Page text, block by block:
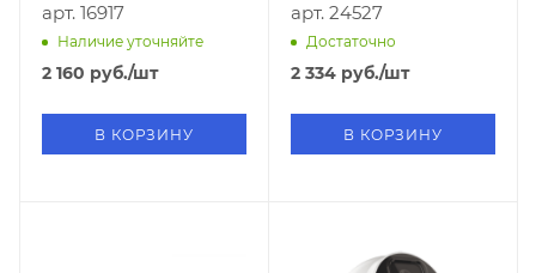
арт. 16917
Наличие уточняйте
2 160 руб./шт
В КОРЗИНУ
арт. 24527
Достаточно
2 334 руб./шт
В КОРЗИНУ